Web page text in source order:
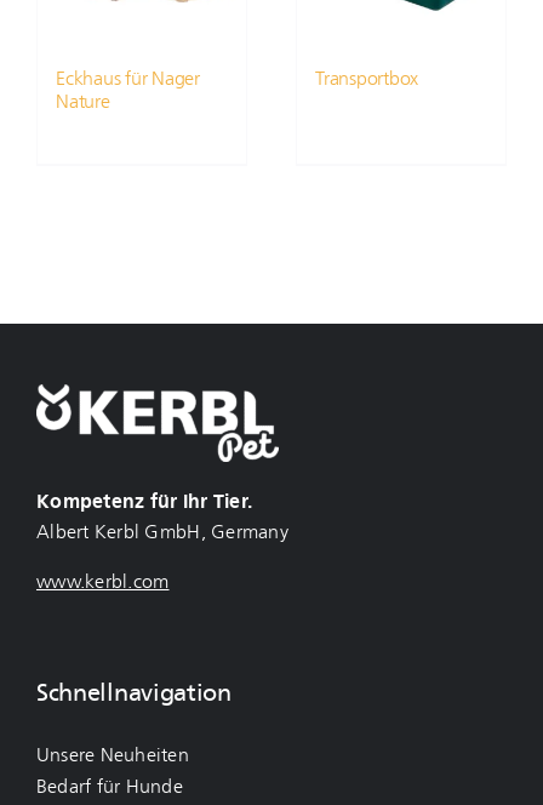
Eckhaus für Nager
Nature
Transportbox
Kompetenz für Ihr Tier.
Albert Kerbl GmbH, Germany
www.kerbl.com
Schnellnavigation
Unsere Neuheiten
Bedarf für Hunde